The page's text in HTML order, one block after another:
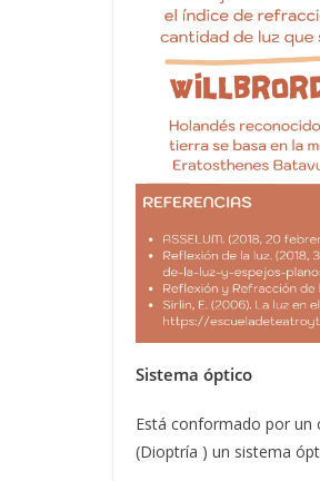
Sistema óptico
Está conformado por un
(Dioptría ) un sistema